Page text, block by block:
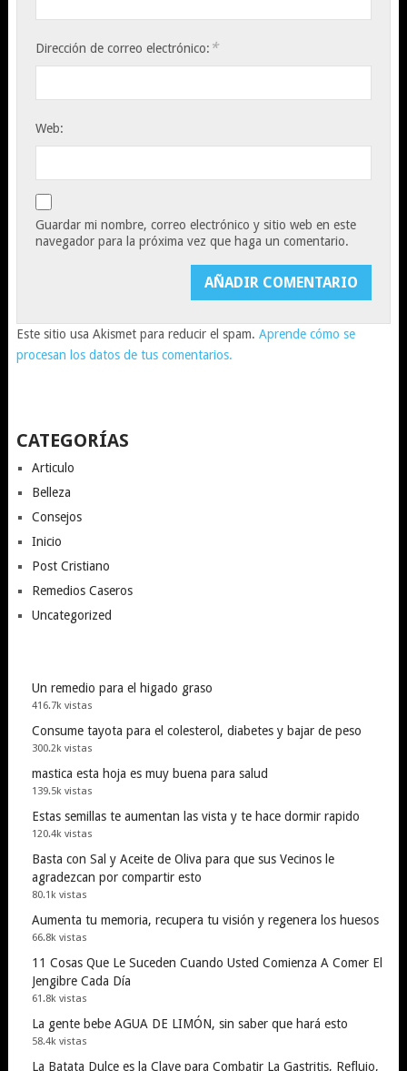
Dirección de correo electrónico: *
Web:
Guardar mi nombre, correo electrónico y sitio web en este
navegador para la próxima vez que haga un comentario.
Este sitio usa Akismet para reducir el spam. Aprende cómo se
procesan los datos de tus comentarios.
CATEGORÍAS
Articulo
Belleza
Consejos
Inicio
Post Cristiano
Remedios Caseros
Uncategorized
Un remedio para el higado graso
416.7k vistas
Consume tayota para el colesterol, diabetes y bajar de peso
300.2k vistas
mastica esta hoja es muy buena para salud
139.5k vistas
Estas semillas te aumentan las vista y te hace dormir rapido
120.4k vistas
Basta con Sal y Aceite de Oliva para que sus Vecinos le
agradezcan por compartir esto
80.1k vistas
Aumenta tu memoria, recupera tu visión y regenera los huesos
66.8k vistas
11 Cosas Que Le Suceden Cuando Usted Comienza A Comer El
Jengibre Cada Día
61.8k vistas
La gente bebe AGUA DE LIMÓN, sin saber que hará esto
58.4k vistas
La Batata Dulce es la Clave para Combatir La Gastritis, Reflujo,